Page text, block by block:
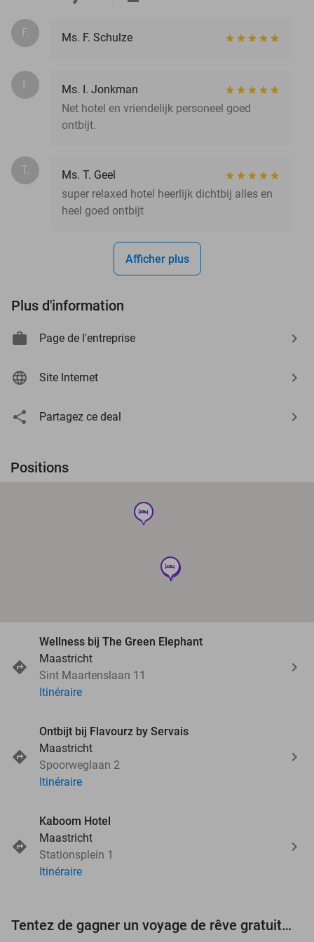
F. Ms. F. Schulze
I.
Ms. I. Jonkman
Net hotel en vriendelijk personeel goed
ontbijt.
T.
Ms. T. Geel
super relaxed hotel heerlijk dichtbij alles en
heel goed ontbijt
Afficher plus
Plus d'information
Page de l'entreprise
Site Internet
Partagez ce deal
Positions
hotel
hotel
hotel
Wellness bij The Green Elephant
Maastricht
Sint Maartenslaan 11
Itinéraire
Ontbijt bij Flavourz by Servais
Maastricht
Spoorweglaan 2
Itinéraire
Kaboom Hotel
Maastricht
Stationsplein 1
Itinéraire
Tentez de gagner un voyage de rêve gratuit d'une valeur de 3.000 € !